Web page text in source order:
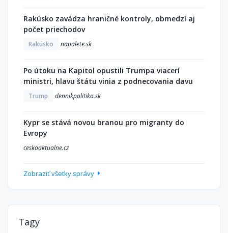
Rakúsko zavádza hraničné kontroly, obmedzí aj
počet priechodov
Rakúsko napalete.sk
Po útoku na Kapitol opustili Trumpa viacerí
ministri, hlavu štátu vinia z podnecovania davu
Trump dennikpolitika.sk
Kypr se stává novou branou pro migranty do
Evropy
ceskoaktualne.cz
Zobraziť všetky správy
Tagy